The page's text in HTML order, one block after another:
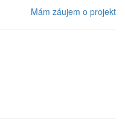
Mám záujem o projekt